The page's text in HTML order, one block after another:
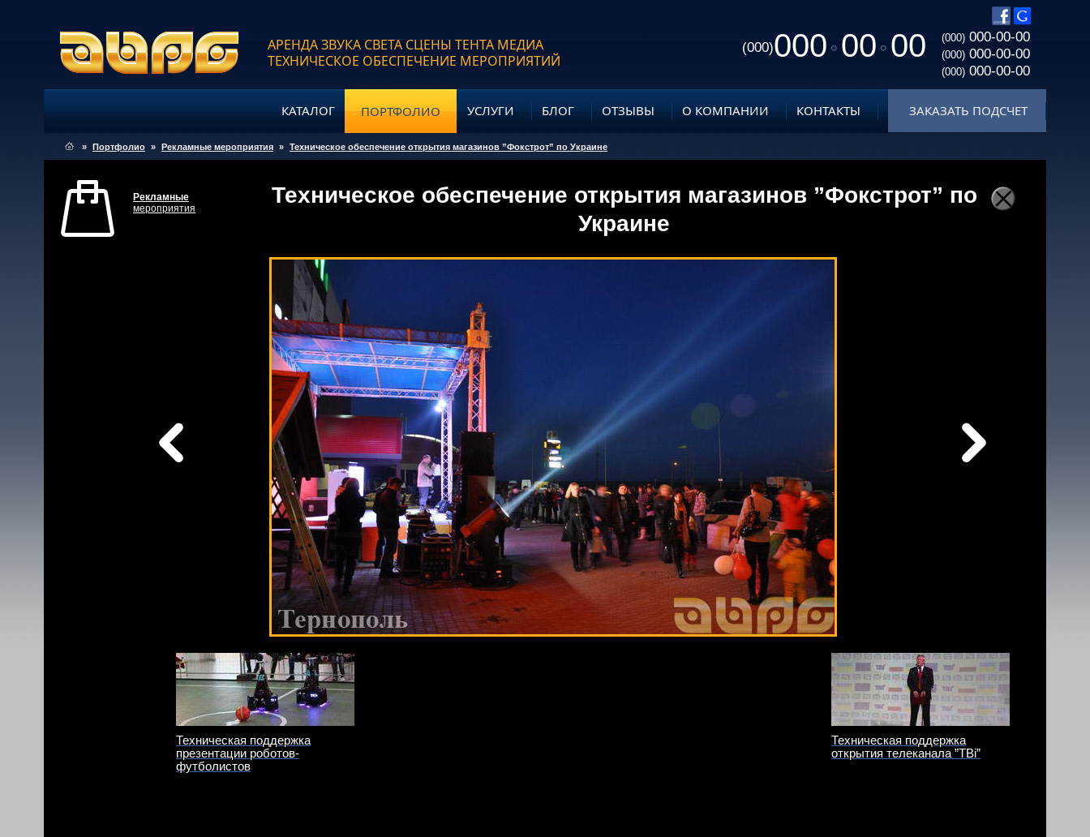
АРЕНДА ЗВУКА СВЕТА СЦЕНЫ ТЕНТА МЕДИА
ТЕХНИЧЕСКОЕ ОБЕСПЕЧЕНИЕ МЕРОПРИЯТИЙ
(000)000 00 00 (000) 000-00-00
(000) 000-00-00
(000) 000-00-00
КАТАЛОГ ПОРТФОЛИО УСЛУГИ БЛОГ ОТЗЫВЫ О КОМПАНИИ КОНТАКТЫ ЗАКАЗАТЬ ПОДСЧЕТ
» Портфолио » Рекламные мероприятия » Техническое обеспечение открытия магазинов ”Фокстрот” по Украине
Рекламные
мероприятия
Техническое обеспечение открытия магазинов ”Фокстрот” по
Украине
Техническая поддержка
презентации роботов-
футболистов
Техническая поддержка
открытия телеканала ”TBi”